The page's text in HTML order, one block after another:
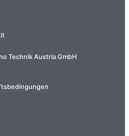
Technik Austria GmbH